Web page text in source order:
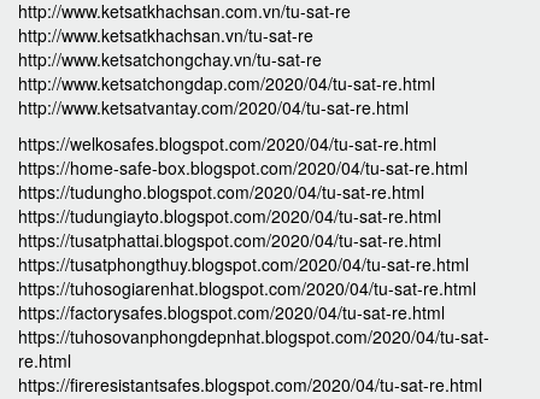
http://www.ketsatkhachsan.com.vn/tu-sat-re
http://www.ketsatkhachsan.vn/tu-sat-re
http://www.ketsatchongchay.vn/tu-sat-re
http://www.ketsatchongdap.com/2020/04/tu-sat-re.html
http://www.ketsatvantay.com/2020/04/tu-sat-re.html
https://welkosafes.blogspot.com/2020/04/tu-sat-re.html
https://home-safe-box.blogspot.com/2020/04/tu-sat-re.html
https://tudungho.blogspot.com/2020/04/tu-sat-re.html
https://tudungiayto.blogspot.com/2020/04/tu-sat-re.html
https://tusatphattai.blogspot.com/2020/04/tu-sat-re.html
https://tusatphongthuy.blogspot.com/2020/04/tu-sat-re.html
https://tuhosogiarenhat.blogspot.com/2020/04/tu-sat-re.html
https://factorysafes.blogspot.com/2020/04/tu-sat-re.html
https://tuhosovanphongdepnhat.blogspot.com/2020/04/tu-sat-
re.html
https://fireresistantsafes.blogspot.com/2020/04/tu-sat-re.html